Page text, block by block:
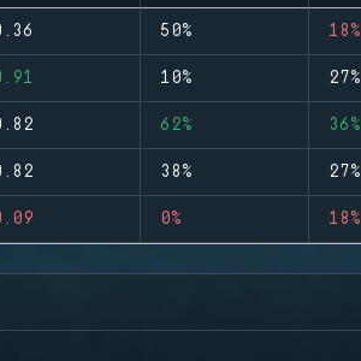
50% 18%
10% 27%
62% 36%
38% 27%
0% 18%